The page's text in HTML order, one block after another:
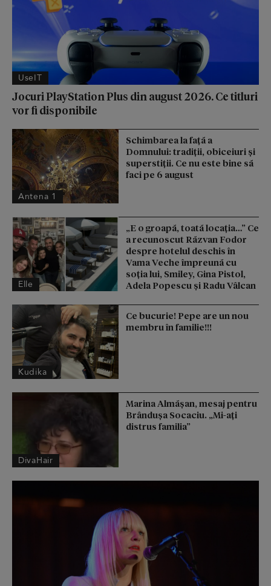
UseIT
Jocuri PlayStation Plus din august 2026. Ce titluri
vor fi disponibile
Antena 1
Schimbarea la față a
Domnului: tradiții, obiceiuri și
superstiții. Ce nu este bine să
faci pe 6 august
Elle
„E o groapă, toată locația…” Ce
a recunoscut Răzvan Fodor
despre hotelul deschis în
Vama Veche împreună cu
soția lui, Smiley, Gina Pistol,
Adela Popescu și Radu Vâlcan
Kudika
Ce bucurie! Pepe are un nou
membru în familie!!!
DivaHair
Marina Almășan, mesaj pentru
Brândușa Socaciu. „Mi-ați
distrus familia”